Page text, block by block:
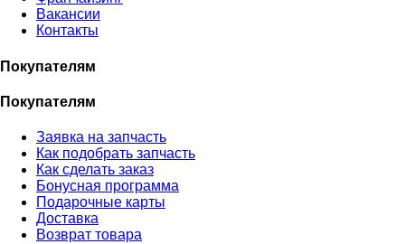
Вакансии
Контакты
Покупателям
Покупателям
Заявка на запчасть
Как подобрать запчасть
Как сделать заказ
Бонусная программа
Подарочные карты
Доставка
Возврат товара